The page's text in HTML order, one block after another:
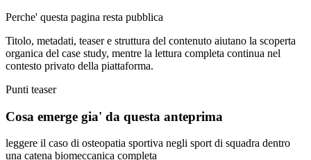
Perche' questa pagina resta pubblica
Titolo, metadati, teaser e struttura del contenuto aiutano la scoperta
organica del case study, mentre la lettura completa continua nel
contesto privato della piattaforma.
Punti teaser
Cosa emerge gia' da questa anteprima
leggere il caso di osteopatia sportiva negli sport di squadra dentro
una catena biomeccanica completa